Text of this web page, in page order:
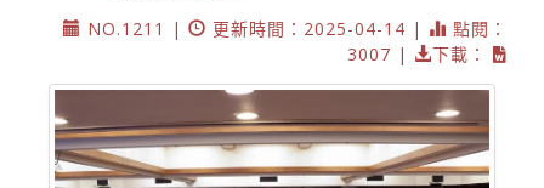
NO.1211 |
更新時間：2025-04-14 |
點閱：
3007 |
下載：